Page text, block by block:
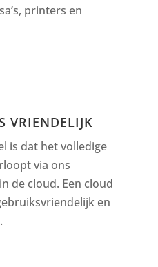
printers en
VRIENDELIJK
is dat het volledige
via ons
de cloud. Een cloud
en